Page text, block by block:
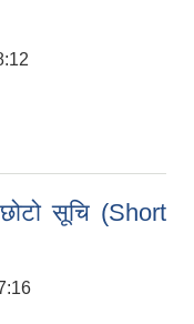
सूचि (Short